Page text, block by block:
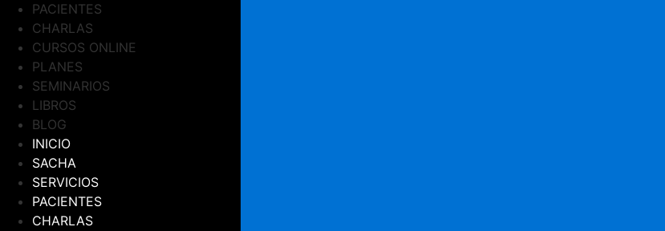
PACIENTES
CHARLAS
CURSOS ONLINE
PLANES
SEMINARIOS
LIBROS
BLOG
INICIO
SACHA
SERVICIOS
PACIENTES
CHARLAS